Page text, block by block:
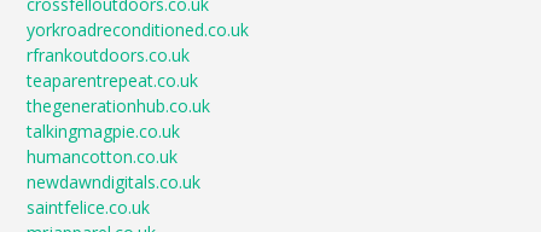
crossfelloutdoors.co.uk
yorkroadreconditioned.co.uk
rfrankoutdoors.co.uk
teaparentrepeat.co.uk
thegenerationhub.co.uk
talkingmagpie.co.uk
humancotton.co.uk
newdawndigitals.co.uk
saintfelice.co.uk